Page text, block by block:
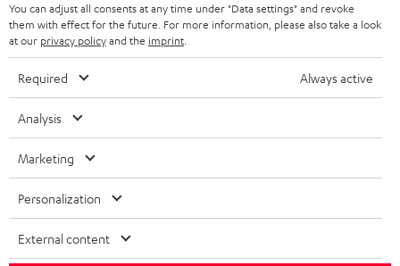
You can adjust all consents at any time under "Data settings" and revoke
them with effect for the future. For more information, please also take a look
at our privacy policyand the imprint
Required Always active
Analysis
Marketing
Personalization
External content